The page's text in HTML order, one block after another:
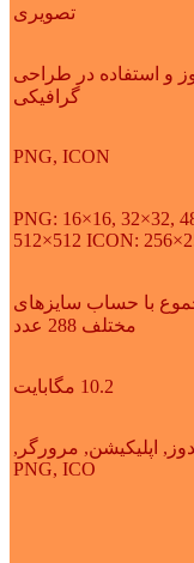
تصویری
و استفاده در طراحی
گرافیکی
PNG, ICON
PNG: 16×16, 32×32,
512×512 ICON:
با حساب سایزهای
مختلف 288 عدد
10.2 مگابایت
, اپلیکیشن, مرورگر ,
PNG, ICO